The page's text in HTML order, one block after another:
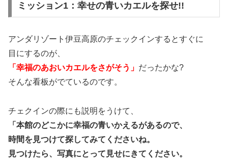
ミッション1：幸せの青いカエルを探せ!!
アンダリゾート伊豆高原のチェックインするとすぐに
目にするのが、
「幸福のあおいカエルをさがそう」 だったかな?
そんな看板がでているのです。
チェクインの際にも説明をうけて、
「本館のどこかに幸福の青いかえるがあるので、
時間を見つけて探してみてくださいね。
見つけたら、写真にとって見せにきてください。